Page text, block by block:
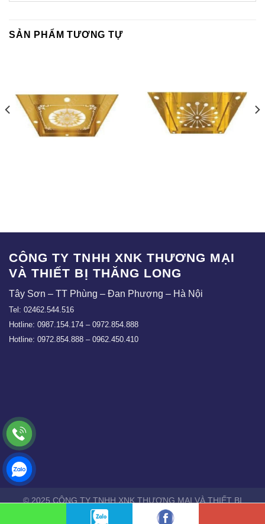
SẢN PHẨM TƯƠNG TỰ
CÔNG TY TNHH XNK THƯƠNG MẠI
VÀ THIẾT BỊ THĂNG LONG
Tây Sơn – TT Phùng – Đan Phượng – Hà Nội
Tel: 02462.544.516
Hotline: 0987.154.174 – 0972.854.888
Hotline: 0972.854.888 – 0962.450.410
© 2025 CÔNG TY TNHH XNK THƯƠNG MẠI VÀ THIẾT BỊ
THĂNG LONG